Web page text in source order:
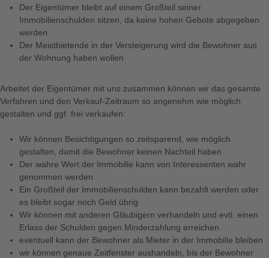
Der Eigentümer bleibt auf einem Großteil seiner
Immobilienschulden sitzen, da keine hohen Gebote abgegeben
werden
Der Meistbietende in der Versteigerung wird die Bewohner aus
der Wohnung haben wollen
Arbeitet der Eigentümer mit uns zusammen können wir das gesamte
Verfahren und den Verkauf-Zeitraum so angenehm wie möglich
gestalten und ggf. frei verkaufen:
Wir können Besichtigungen so zeitsparend, wie möglich
gestalten, damit die Bewohner keinen Nachteil haben
Der wahre Wert der Immobilie kann von Interessenten wahr
genommen werden
Ein Großteil der Immobilienschulden kann bezahlt werden oder
es bleibt sogar noch Geld übrig
Wir können mit anderen Gläubigern verhandeln und evtl. einen
Erlass der Schulden gegen Minderzahlung erreichen
eventuell kann der Bewohner als Mieter in der Immobilie bleiben
wir können genaue Zeitfenster aushandeln, bis der Bewohner